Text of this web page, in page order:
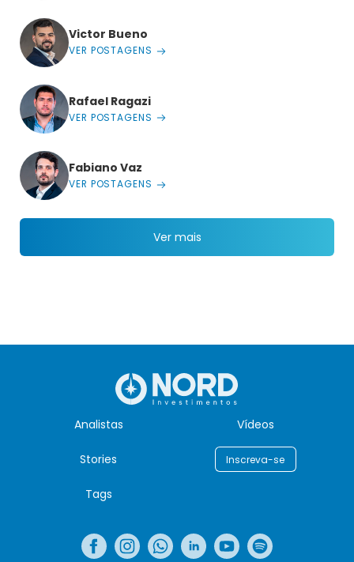
Victor Bueno
VER POSTAGENS
Rafael Ragazi
VER POSTAGENS
Fabiano Vaz
VER POSTAGENS
Ver mais
Analistas Vídeos
Stories Inscreva-se
Tags